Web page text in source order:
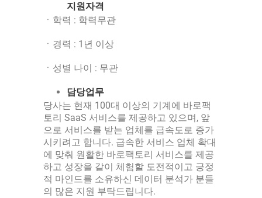
지원자격
ㆍ학력 : 학력무관
ㆍ경력 : 1년 이상
ㆍ성별 나이 : 무관
담당업무
당사는 현재 100대 이상의 기계에 바로팩
토리 SaaS 서비스를 제공하고 있으며, 앞
으로 서비스를 받는 업체를 급속도로 증가
시키려고 합니다. 급속한 서비스 업체 확대
에 맞춰 원활한 바로팩토리 서비스를 제공
하고 성장을 같이 체험할 도전적이고 긍정
적 마인드를 소유하신 데이터 분석가 분들
의 많은 지원 부탁드립니다.